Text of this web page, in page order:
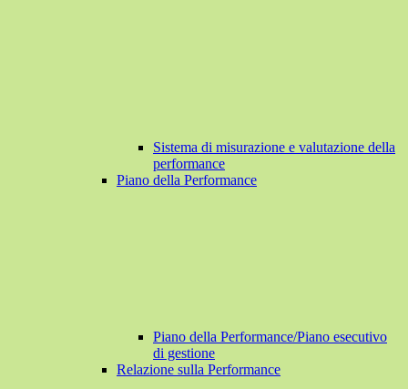
Sistema di misurazione e valutazione della
performance
Piano della Performance
Piano della Performance/Piano esecutivo
di gestione
Relazione sulla Performance